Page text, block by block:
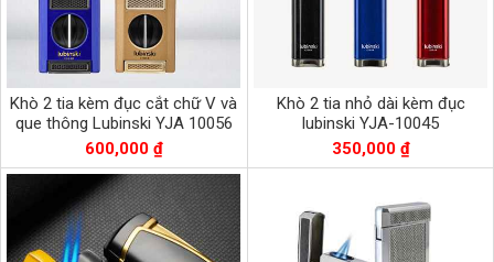
Khò 2 tia kèm đục cắt chữ V và
que thông Lubinski YJA 10056
600,000 ₫
Khò 2 tia nhỏ dài kèm đục
lubinski YJA-10045
350,000 ₫